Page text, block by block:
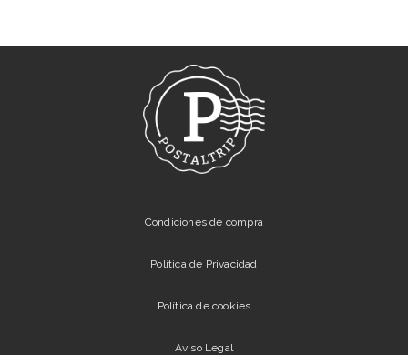
Condiciones de compra
Política de Privacidad
Política de cookies
Aviso Legal